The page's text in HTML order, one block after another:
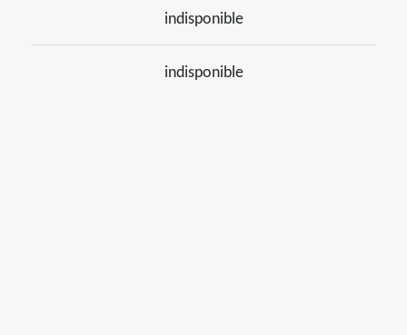
indisponible
indisponible